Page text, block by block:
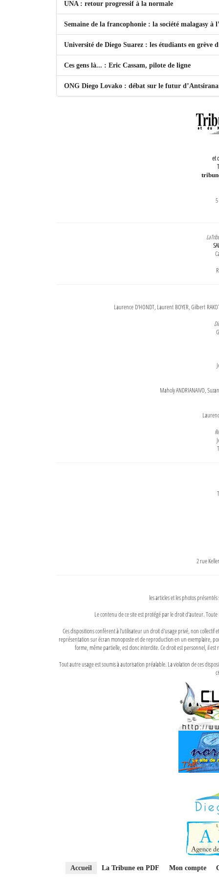
UNA : retour progressif à la normale
Semaine de la francophonie : la société malagasy à
Université de Diego Suarez : les étudiants en grève
Ces gens là... : Eric Cassam, pilote de ligne
ONG Diego Lovako : débat sur le futur
et
Laurence D'HONDT, Laurent BOYER, Gilbert
Maholy ANDRIANAIVO,
2 rue
les articles et les photos
Le contenu de ce site est protégé par le droit d'auteur.
Ces dispositions confèrent à l'utilisateur un droit d'usage privé, non
représentation sur écran monoposte et de reproduction en un exemplaire,
forme, même partielle, est donc interdite. Ce droit est personnel, il
Tout autre usage est soumis à autorisation préalable. La violation de ces
Accueil La Tribune en PDF Mon compte